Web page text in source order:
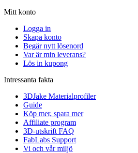
Mitt konto
Logga in
Skapa konto
Begär nytt lösenord
Var är min leverans?
Lös in kupong
Intressanta fakta
3DJake Materialprofiler
Guide
Köp mer, spara mer
Affiliate program
3D-utskrift FAQ
FabLabs Support
Vi och vår miljö